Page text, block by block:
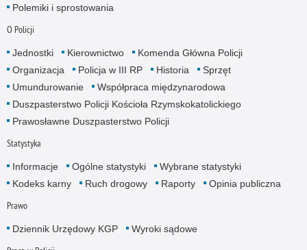
Polemiki i sprostowania
O Policji
Jednostki Kierownictwo
Komenda Główna Policji
Organizacja
Policja w III RP Historia
Sprzęt
Umundurowanie
Współpraca międzynarodowa
Duszpasterstwo Policji Kościoła Rzymskokatolickiego
Prawosławne Duszpasterstwo Policji
Statystyka
Informacje Ogólne statystyki
Wybrane statystyki
Kodeks karny
Ruch drogowy Raporty Opinia publiczna
Prawo
Dziennik Urzędowy KGP Wyroki sądowe